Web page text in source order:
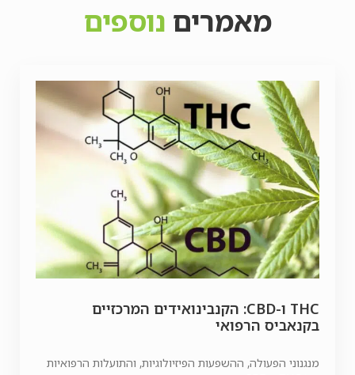
מאמרים נוספים
THC ו-CBD: הקנבינואידים המרכזיים
בקנאביס הרפואי
מנגנוני הפעולה, ההשפעות הפיזיולוגיות, והתועלות הרפואיות